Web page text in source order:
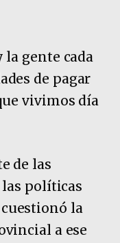
la gente cada
de pagar
vivimos día
de las
políticas
la
a ese